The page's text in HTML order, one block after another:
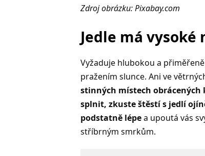
Zdroj obrázku: Pixabay.com
Jedle má vysoké
Vyžaduje hlubokou a
pražením slunce. Ani ve
stinných místech obrácených
splnit, zkuste štěstí s jedlí
podstatně lépea upoutá vás
stříbrným smrkům.